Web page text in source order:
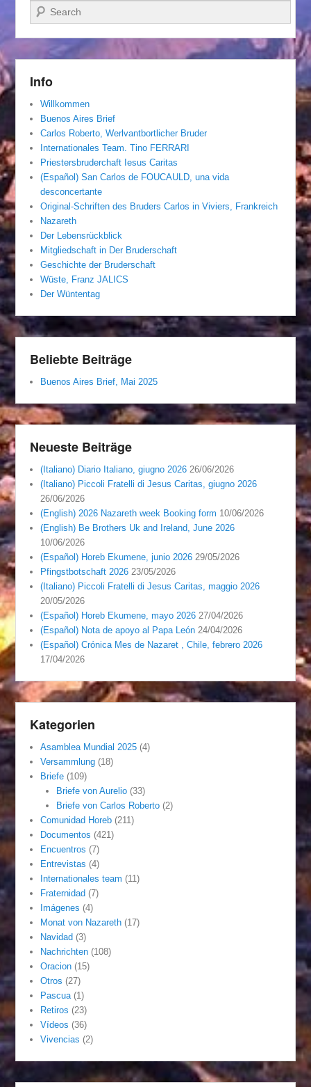
Suchen
Info
Willkommen
Buenos Aires Brief
Carlos Roberto, Werlvantbortlicher Bruder
Internationales Team. Tino FERRARI
Priestersbruderchaft Iesus Caritas
(Español) San Carlos de FOUCAULD, una vida
desconcertante
Original-Schriften des Bruders Carlos in Viviers, Frankreich
Nazareth
Der Lebensrückblick
Mitgliedschaft in Der Bruderschaft
Geschichte der Bruderschaft
Wüste, Franz JALICS
Der Wüntentag
Beliebte Beiträge
Buenos Aires Brief, Mai 2025
Neueste Beiträge
(Italiano) Diario Italiano, giugno 2026 26/06/2026
(Italiano) Piccoli Fratelli di Jesus Caritas, giugno 2026
26/06/2026
(English) 2026 Nazareth week Booking form 10/06/2026
(English) Be Brothers Uk and Ireland, June 2026
10/06/2026
(Español) Horeb Ekumene, junio 2026 29/05/2026
Pfingstbotschaft 2026 23/05/2026
(Italiano) Piccoli Fratelli di Jesus Caritas, maggio 2026
20/05/2026
(Español) Horeb Ekumene, mayo 2026 27/04/2026
(Español) Nota de apoyo al Papa León 24/04/2026
(Español) Crónica Mes de Nazaret , Chile, febrero 2026
17/04/2026
Kategorien
Asamblea Mundial 2025 (4)
Versammlung (18)
Briefe (109)
Briefe von Aurelio(33)
Briefe von Carlos Roberto(2)
Comunidad Horeb (211)
Documentos (421)
Encuentros (7)
Entrevistas (4)
Internationales team (11)
Fraternidad (7)
Imágenes (4)
Monat von Nazareth (17)
Navidad (3)
Nachrichten (108)
Oracion (15)
Otros (27)
Pascua (1)
Retiros (23)
Vídeos (36)
Vivencias (2)